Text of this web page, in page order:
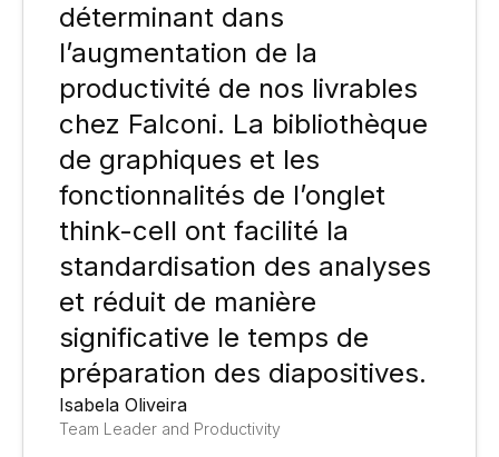
déterminant dans
l’augmentation de la
productivité de nos livrables
chez Falconi. La bibliothèque
de graphiques et les
fonctionnalités de l’onglet
think-cell ont facilité la
standardisation des analyses
et réduit de manière
significative le temps de
préparation des diapositives.
Isabela Oliveira
Team Leader and Productivity